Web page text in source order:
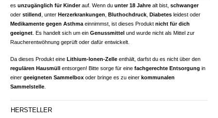
es unzugänglich für Kinderauf. Wenn du unter 18 Jahre alt bist, schwanger
oder stillend , unter Herzerkrankungen Bluthochdruck Diabetes leidest oder
Medikamente gegen Asthma einnimmst, ist dieses Produkt nicht für dich
geeignet . Es handelt sich um ein Genussmittel und wurde nicht als Mittel zur
Raucherentwöhnung geprüft oder dafür entwickelt.
Da dieses Produkt eine Lithium-Ionen-Zelle enthält, darfst du es nicht über den
regulären Hausmüll entsorgen! Bitte sorge für eine fachgerechte Entsorgung in
einer geeigneten Sammelbox oder bringe es zu einer kommunalen
Sammelstelle
HERSTELLER